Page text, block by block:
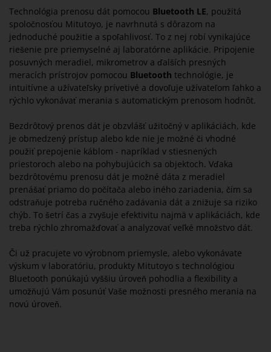
Technológia prenosu dát pomocou Bluetooth LE, použitá
spoločnosťou Mitutoyo, je navrhnutá s dôrazom na
jednoduché použitie a spoľahlivosť. To z nej robí vynikajúce
riešenie pre priemyselné aj laboratórne aplikácie. Pripojenie
posuvných meradiel, mikrometrov a ďalších presných
meracích prístrojov pomocou Bluetooth technológie, je
intuitívne a užívateľsky prívetivé a dovoľuje užívateľom ľahko a
rýchlo vykonávať merania s automatickým prenosom hodnôt.
Bezdrôtový prenos dát je obzvlášť užitočný v aplikáciách, kde
je obmedzený prístup alebo kde nie je možné či vhodné
použiť prepojenie káblom - napríklad v stiesnených
priestoroch alebo na pohybujúcich sa objektoch. Vďaka
bezdrôtovému prenosu dát je možné dáta z meradiel
prenášať priamo do počítača alebo iného zariadenia, čím sa
odstraňuje potreba ručného zadávania dát a znižuje sa riziko
chýb. To šetrí čas a zvyšuje efektivitu najmä v aplikáciách, kde
treba rýchlo zhromažďovať a analyzovať veľké množstvo dát.
Či už pracujete vo výrobnom priemysle, alebo vykonávate
výskum v laboratóriu, produkty Mitutoyo s technológiou
Bluetooth ponúkajú vyššiu úroveň pohodlia a flexibility a
umožňujú Vám posunúť Vaše možnosti presného merania na
novú úroveň.